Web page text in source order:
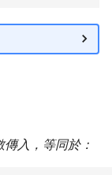
入，等同於：